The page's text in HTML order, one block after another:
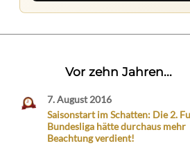
Vor zehn Jahren...
7. August 2016
Saisonstart im Schatten: Die 2.
Bundesliga hätte durchaus mehr
Beachtung verdient!